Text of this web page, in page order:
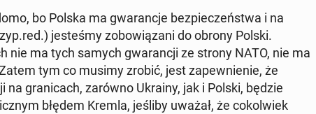
bo Polska ma gwa­ran­cje bez­pie­czeń­stwa i na
je­ste­śmy zo­bo­wią­za­ni do obrony Polski.
nie ma tych samych gwa­ran­cji ze strony NATO, nie ma
tym co musimy zrobić, jest za­pew­nie­nie, że
gra­ni­cach, zarówno Ukrainy, jak i Polski, będzie
błędem Kremla, jeśliby uważał, że co­kol­wiek